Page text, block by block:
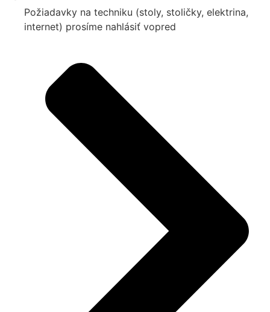
Požiadavky na techniku (stoly, stoličky, elektrina,
internet) prosíme nahlásiť vopred